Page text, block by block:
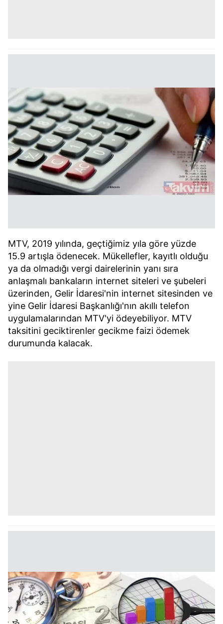
MTV, 2019 yılında, geçtiğimiz yıla göre yüzde
15.9 artışla ödenecek. Mükellefler, kayıtlı olduğu
ya da olmadığı vergi dairelerinin yanı sıra
anlaşmalı bankaların internet siteleri ve şubeleri
üzerinden, Gelir İdaresi'nin internet sitesinden ve
yine Gelir İdaresi Başkanlığı'nın akıllı telefon
uygulamalarından MTV'yi ödeyebiliyor. MTV
taksitini geciktirenler gecikme faizi ödemek
durumunda kalacak.